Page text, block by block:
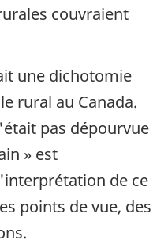
couvraient
une dichotomie
rural au Canada.
pas dépourvue
» est
de ce
points de vue, des